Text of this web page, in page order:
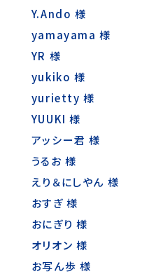
Y.Ando 様
yamayama 様
YR 様
yukiko 様
yurietty 様
YUUKI 様
アッシー君 様
うるお 様
えり＆にしやん 様
おすぎ 様
おにぎり 様
オリオン 様
お写ん歩 様